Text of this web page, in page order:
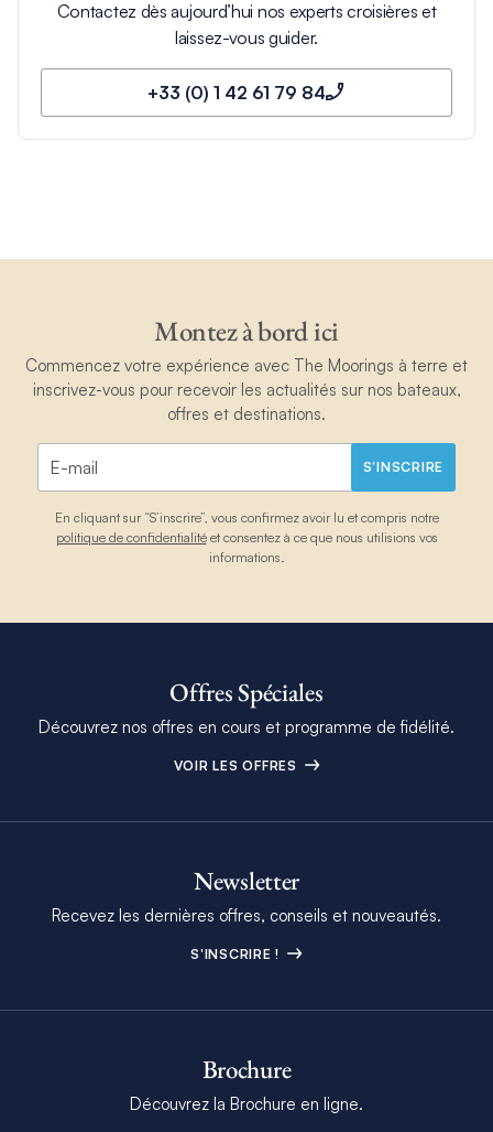
Contactez dès aujourd’hui nos experts croisières et
laissez-vous guider.
+33 (0) 1 42 61 79 84
Montez à bord ici
Commencez votre expérience avec The Moorings à terre et
inscrivez-vous pour recevoir les actualités sur nos bateaux,
offres et destinations.
S'INSCRIRE
En cliquant sur “S’inscrire”, vous confirmez avoir lu et compris notre
politique de confidentialitéet consentez à ce que nous utilisions vos
informations.
Offres Spéciales
Découvrez nos offres en cours et programme de fidélité.
VOIR LES OFFRES
Newsletter
Recevez les dernières offres, conseils et nouveautés.
S'INSCRIRE !
Brochure
Découvrez la Brochure en ligne.